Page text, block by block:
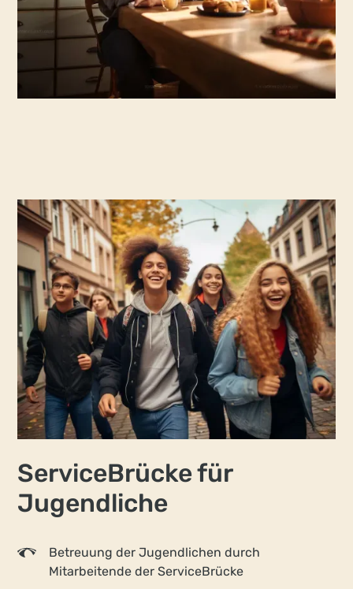
Service­Brücke für
Jugend­liche
Betreuung der Jugendlichen durch
Mitarbeitende der ServiceBrücke